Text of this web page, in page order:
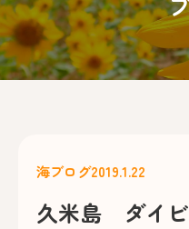
海ブログ2019.1.22
久米島 ダイ